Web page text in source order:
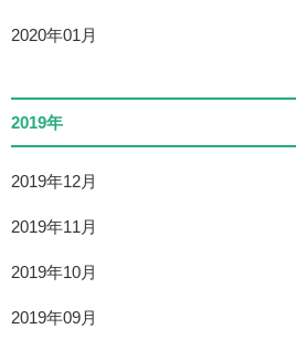
2020年01月
2019年
2019年12月
2019年11月
2019年10月
2019年09月